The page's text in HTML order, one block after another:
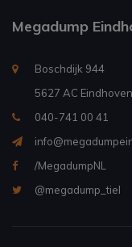
Megadump
Boschdijk 944
5627 AC Eindhoven
040-741 00 41
/MegadumpNL
@megadump_tiel